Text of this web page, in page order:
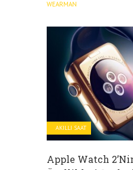
WEARMAN
AKILLI SAAT
Apple Watch